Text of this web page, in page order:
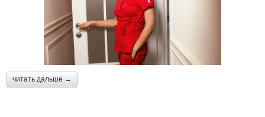
читать дальше →